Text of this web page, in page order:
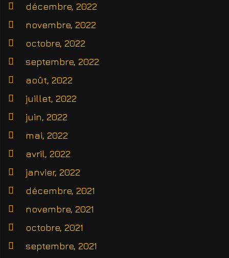
décembre, 2022
novembre, 2022
octobre, 2022
septembre, 2022
août, 2022
juillet, 2022
juin, 2022
mai, 2022
avril, 2022
janvier, 2022
décembre, 2021
novembre, 2021
octobre, 2021
septembre, 2021